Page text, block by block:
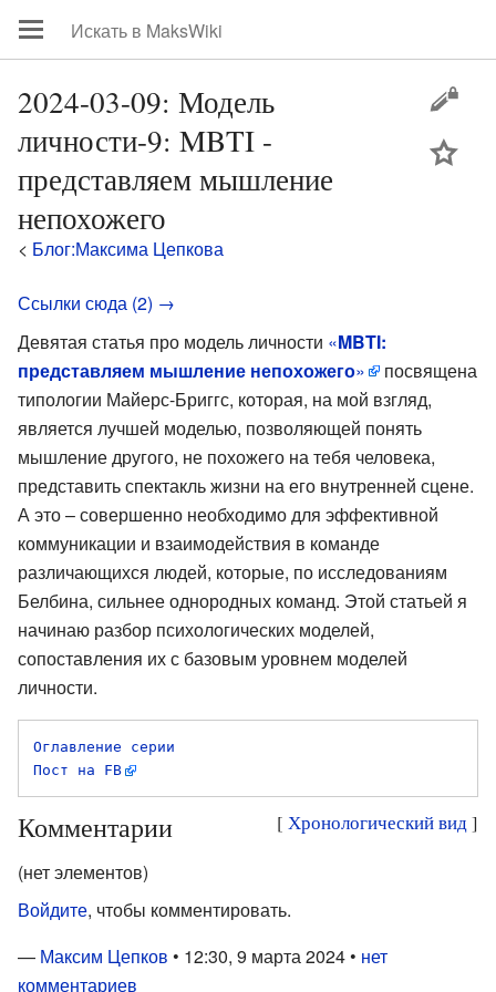
2024-03-09: Модель
личности-9: MBTI -
представляем мышление
непохожего
< Блог:Максима Цепкова
Ссылки сюда (2) →
Девятая статья про модель личности «MBTI:
представляем мышление непохожего»
посвящена
типологии Майерс-Бриггс, которая, на мой взгляд,
является лучшей моделью, позволяющей понять
мышление другого, не похожего на тебя человека,
представить спектакль жизни на его внутренней сцене.
А это – совершенно необходимо для эффективной
коммуникации и взаимодействия в команде
различающихся людей, которые, по исследованиям
Белбина, сильнее однородных команд. Этой статьей я
начинаю разбор психологических моделей,
сопоставления их с базовым уровнем моделей
личности.
Оглавление серии
Пост на FB
[ Хронологический вид]
Комментарии
(нет элементов)
Войдите, чтобы комментировать.
— Максим Цепков • 12:30, 9 марта 2024 • нет
комментариев